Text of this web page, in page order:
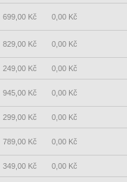
699,00 Kč 0,00 Kč
829,00 Kč 0,00 Kč
249,00 Kč 0,00 Kč
945,00 Kč 0,00 Kč
299,00 Kč 0,00 Kč
789,00 Kč 0,00 Kč
349,00 Kč 0,00 Kč